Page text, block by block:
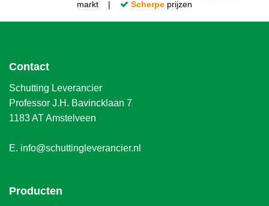
markt |
Scherpe prijzen
Contact
Schutting Leverancier
Professor J.H. Bavincklaan 7
1183 AT Amstelveen
E. info@schuttingleverancier.nl
Producten